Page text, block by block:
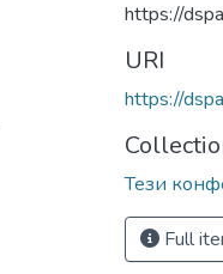
https://
URI
https://
Тези
Full